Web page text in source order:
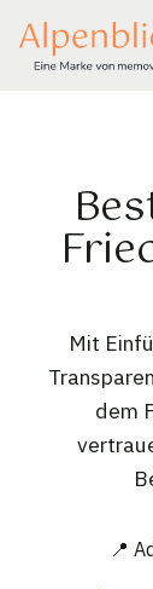
Mit
dem
📍